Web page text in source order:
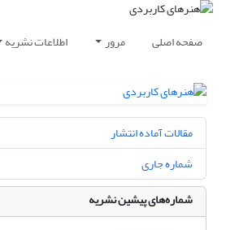
صفحه اصلی مرور اطلاعات نشریه
مقالات آماده انتشار
شماره جاری
شماره‌های پیشین نشریه